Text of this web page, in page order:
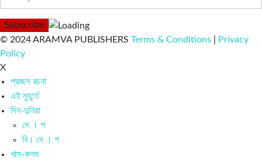
© 2024 ARAMVA PUBLISHERS Terms & Conditions
Privacy
Policy
X
প্রচ্ছদ রচনা
এই মুহূর্তে
দিন-দুনিয়া
দে । শ
বি। দে । শ
খাস-কলম